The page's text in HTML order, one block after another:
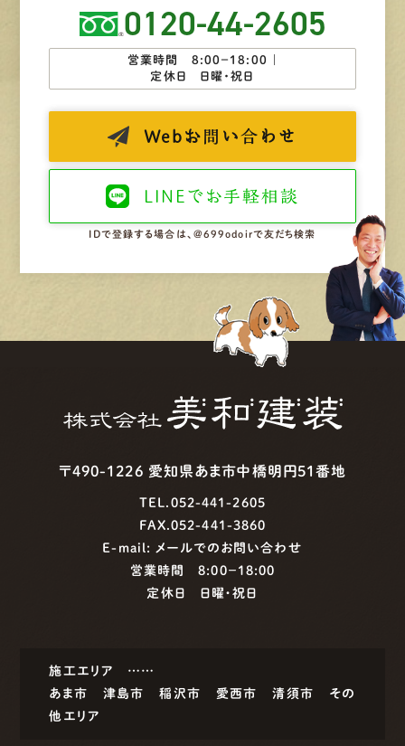
0120-44-2605
営業時間 8:00−18:00 ｜
定休日 日曜・祝日
Web お問い合わせ
LINEで お手軽相談
IDで登録する場合は、@699odoirで友だち検索
〒490-1226 愛知県あま市中橋明円51番地
TEL.052-441-2605
FAX.052-441-3860
E-mail: メールでのお問い合わせ
営業時間 8:00−18:00
定休日 日曜・祝日
施工エリア ……
あま市
津島市 稲沢市 愛西市 清須市
その
他エリア